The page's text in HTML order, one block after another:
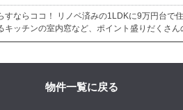
すならココ！ リノベ済みの1LDKに9万円台で
キッチンの室内窓など、ポイント盛りだくさん
物件一覧に戻る